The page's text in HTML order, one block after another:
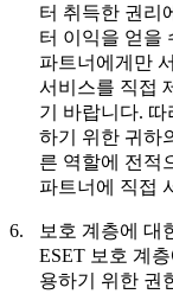
터 취득한 권리
터 이익을 얻을
파트너에게만
서비스를 직접
기 바랍니다.
하기 위한 귀하
른 역할에 전적
파트너에 직접
6. 보호 계층에 대
ESET 보호 계
용하기 위한 권